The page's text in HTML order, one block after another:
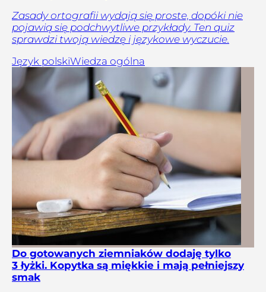
Zasady ortografii wydają się proste, dopóki nie
pojawią się podchwytliwe przykłady. Ten quiz
sprawdzi twoją wiedzę i językowe wyczucie.
Język polskiWiedza ogólna
Do gotowanych ziemniaków dodaję tylko
3 łyżki. Kopytka są miękkie i mają pełniejszy
smak